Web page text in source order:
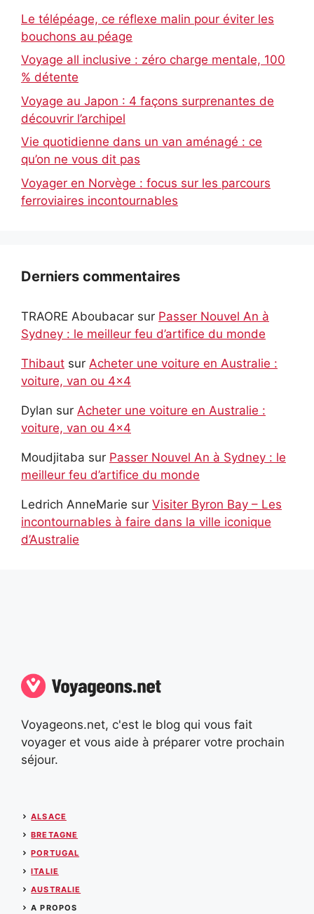
Le télépéage, ce réflexe malin pour éviter les
bouchons au péage
Voyage all inclusive : zéro charge mentale, 100
% détente
Voyage au Japon : 4 façons surprenantes de
découvrir l’archipel
Vie quotidienne dans un van aménagé : ce
qu’on ne vous dit pas
Voyager en Norvège : focus sur les parcours
ferroviaires incontournables
Derniers commentaires
TRAORE Aboubacar sur Passer Nouvel An à
Sydney : le meilleur feu d’artifice du monde
Thibaut sur Acheter une voiture en Australie :
voiture, van ou 4×4
Dylan sur Acheter une voiture en Australie :
voiture, van ou 4×4
Moudjitaba sur Passer Nouvel An à Sydney : le
meilleur feu d’artifice du monde
Ledrich AnneMarie sur Visiter Byron Bay – Les
incontournables à faire dans la ville iconique
d’Australie
Voyageons.net, c'est le blog qui vous fait
voyager et vous aide à préparer votre prochain
séjour.
ALSACE
BRETAGNE
PORTUGAL
ITALIE
AUSTRALIE
A PROPOS